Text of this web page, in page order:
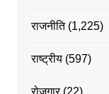
राजनीति(1,225)
राष्ट्रीय(597)
रोजगार(22)